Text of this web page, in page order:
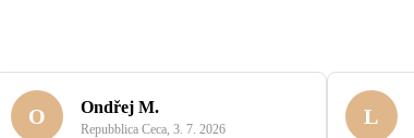
O Ondřej M.
Repubblica Ceca, 3. 7. 2026
L